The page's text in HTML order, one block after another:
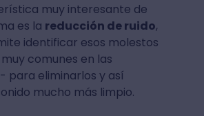
muy interesante de
es la reducción de ruido,
identificar esos molestos
comunes en las
para eliminarlos y así
mucho más limpio.